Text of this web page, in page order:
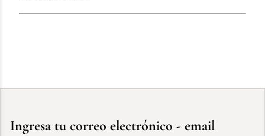
Ingresa tu correo electrónico - email